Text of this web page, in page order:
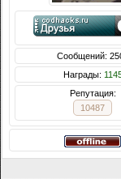
Сообщений:
Награды:
Репутация:
10487